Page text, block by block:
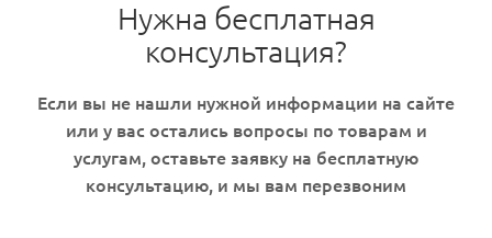
Нужна бесплатная
консультация?